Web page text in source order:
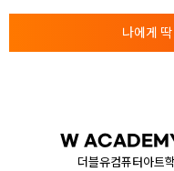
나에게
W
더블유컴퓨터아트